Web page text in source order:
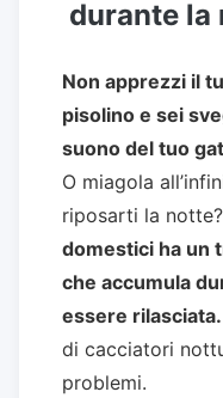
durante la
Non apprezzi il
pisolino e sei
suono del tuo
O miagola
riposarti la notte?
domestici ha un
che accumula
essere rilasciata.
di cacciatori
problemi.